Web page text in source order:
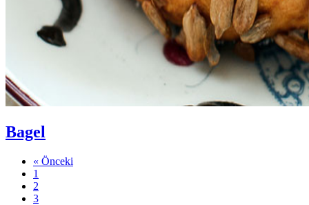
Bagel
« Önceki
Sayfa
1
Sayfa
2
Sayfa
3